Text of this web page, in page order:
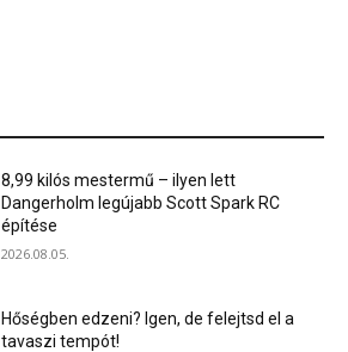
8,99 kilós mestermű – ilyen lett
Dangerholm legújabb Scott Spark RC
építése
2026.08.05.
Hőségben edzeni? Igen, de felejtsd el a
tavaszi tempót!